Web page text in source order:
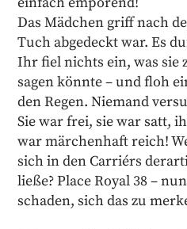
Das Mädchen griff nach
Tuch abgedeckt war. Es
Ihr fiel nichts ein, was sie
sagen könnte – und floh
den Regen. Niemand
Sie war frei, sie war satt,
war märchenhaft reich!
sich in den Carriérs
ließe? Place Royal 38 –
schaden, sich das zu